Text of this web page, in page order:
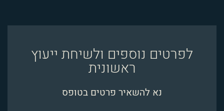
לפרטים נוספים ולשיחת ייעוץ
ראשונית
נא להשאיר פרטים בטופס